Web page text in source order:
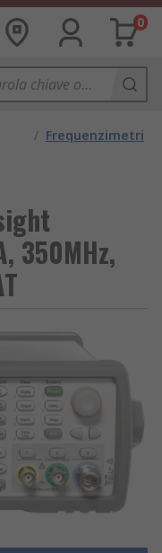
0
/ Frequenzimetri
350MHz,